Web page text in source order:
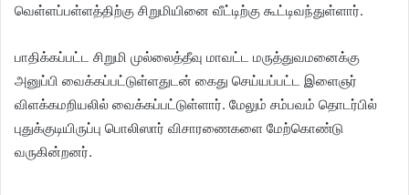
வெள்ளப்பள்ளத்திற்கு சிறுமியினை வீட்டிற்கு கூட்டிவந்துள்ளார்.
பாதிக்கப்பட்ட சிறுமி முல்லைத்தீவு மாவட்ட மருத்துவமனைக்கு
அனுப்பி வைக்கப்பட்டுள்ளதுடன் கைது செய்யப்பட்ட இளைஞர்
விளக்கமறியலில் வைக்கப்பட்டுள்ளார். மேலும் சம்பவம் தொடர்பில்
புதுக்குடியிருப்பு பொலிஸார் விசாரணைகளை மேற்கொண்டு
வருகின்றனர்.